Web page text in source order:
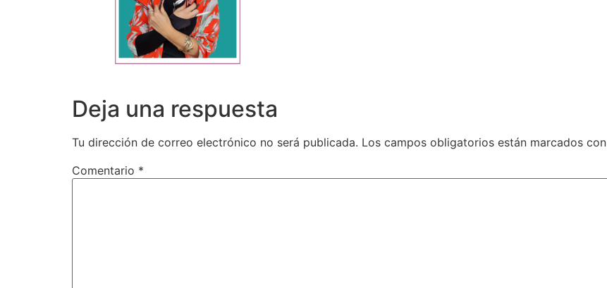
Deja una respuesta
Tu dirección de correo electrónico no será publicada. Los campos obligatorios están marcados con
Comentario *